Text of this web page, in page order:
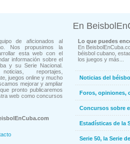
de aficionados al
Nos propusimos la
esta web con el
información sobre el
y su Serie Nacional.
reportajes,
juegos online y mucho
mejorar y ampliar
pronto publicaremos
web como concursos
En
Lo que puedes
En
béisbol cubano,
los juegos y más...
Noticias del
Foros, opiniones,
Concursos sobre
Estadísticas de la
Serie 50, la Serie